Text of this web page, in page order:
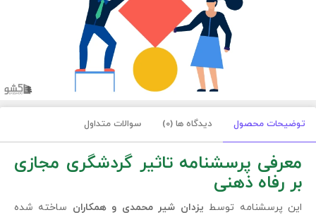
توضیحات محصول دیدگاه ها (0) سوالات متداول
معرفی پرسشنامه تاثیر گردشگری مجازی
بر رفاه ذهنی
این پرسشنامه توسط یزدان شیر محمدی و همکاران ساخته شده